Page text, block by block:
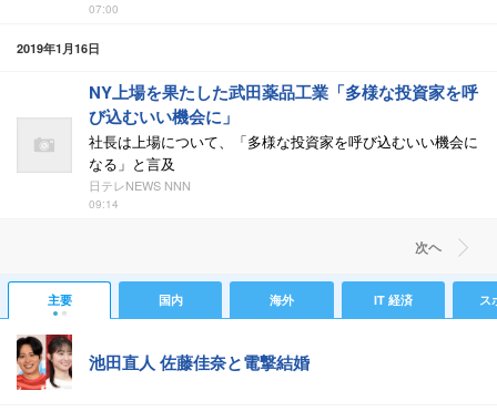
07:00
2019年1月16日
NY上場を果たした武田薬品工業「多様な投資家を呼
び込むいい機会に」
社長は上場について、「多様な投資家を呼び込むいい機会に
なる」と言及
日テレNEWS NNN
09:14
次ヘ
主要 国内 海外 IT 経済 ス
池田直人 佐藤佳奈と電撃結婚